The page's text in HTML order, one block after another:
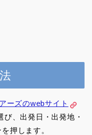
ーズのwebサイト
、出発日・出発地・
押します。